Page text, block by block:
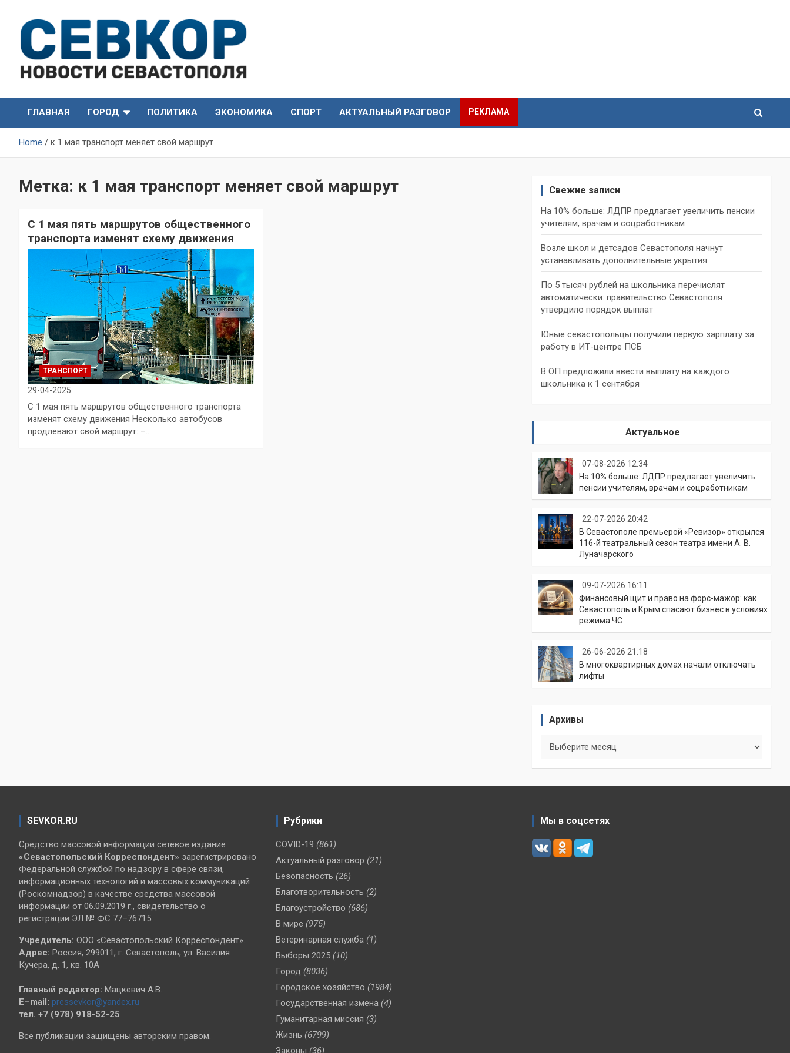
content
СевКор — Новости
Севастополя
Севастополя
ГЛАВНАЯ
ГОРОД ПОЛИТИКА ЭКОНОМИКА СПОРТ АКТУАЛЬНЫЙ РАЗГОВОР РЕКЛАМА
Home к 1 мая транспорт меняет свой маршрут
Метка: к 1 мая транспорт меняет свой маршрут
С 1 мая пять маршрутов общественного
транспорта изменят схему движения
ТРАНСПОРТ
29-04-2025
С 1 мая пять маршрутов общественного транспорта
изменят схему движения Несколько автобусов
продлевают свой маршрут: –…
Свежие записи
На 10% больше: ЛДПР предлагает увеличить пенсии
учителям, врачам и соцработникам
Возле школ и детсадов Севастополя начнут
устанавливать дополнительные укрытия
По 5 тысяч рублей на школьника перечислят
автоматически: правительство Севастополя
утвердило порядок выплат
Юные севастопольцы получили первую зарплату за
работу в ИТ-центре ПСБ
В ОП предложили ввести выплату на каждого
школьника к 1 сентября
Актуальное
07-08-2026 12:34
На 10% больше: ЛДПР предлагает увеличить
пенсии учителям, врачам и соцработникам
22-07-2026 20:42
В Севастополе премьерой «Ревизор» открылся
116-й театральный сезон театра имени А. В.
Луначарского
09-07-2026 16:11
Финансовый щит и право на форс-мажор: как
Севастополь и Крым спасают бизнес в условиях
режима ЧС
26-06-2026 21:18
В многоквартирных домах начали отключать
лифты
Архивы
SEVKOR.RU
Средство массовой информации сетевое издание
«Севастопольский Корреспондент» зарегистрировано
Федеральной службой по надзору в сфере связи,
информационных технологий и массовых коммуникаций
(Роскомнадзор) в качестве средства массовой
информации от 06.09.2019 г., свидетельство о
регистрации ЭЛ № ФС 77–76715
Учредитель: ООО «Севастопольский Корреспондент».
Адрес: Россия, 299011, г. Севастополь, ул. Василия
Кучера, д. 1, кв. 10А
Главный редактор: Мацкевич А.В.
E–mail: pressevkor@yandex.ru
тел. +7 (978) 918-52-25
Все публикации защищены авторским правом.
Рубрики
COVID-19 (861)
Актуальный разговор (21)
Безопасность (26)
Благотворительность (2)
Благоустройство (686)
В мире (975)
Ветеринарная служба (1)
Выборы 2025 (10)
Город (8036)
Городское хозяйство (1984)
Государственная измена (4)
Гуманитарная миссия (3)
Жизнь (6799)
Законы (36)
Мы в соцсетях